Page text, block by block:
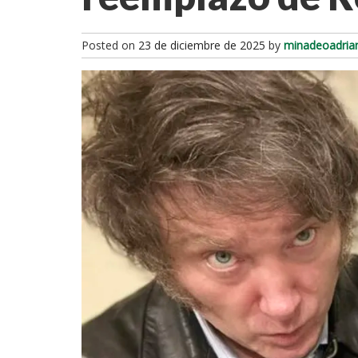
Posted on 23 de diciembre de 2025 by